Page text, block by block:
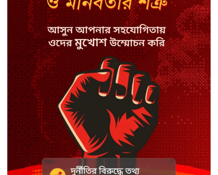
সিরাজগঞ্জে বাস ট্রাক দুর্ঘটনা, চালকসহ
নিহত ২
স্পিকারের নামে জাল ডিও, প্রতারণার
অভিযোগে এসিল্যান্ডের বিরুদ্ধে মামলা
সাদা না বাদামি চিনি, কোনটি ভালো?
হাসানের ৪ উইকেটের দিনে ধুঁকছে
বাংলাদেশ